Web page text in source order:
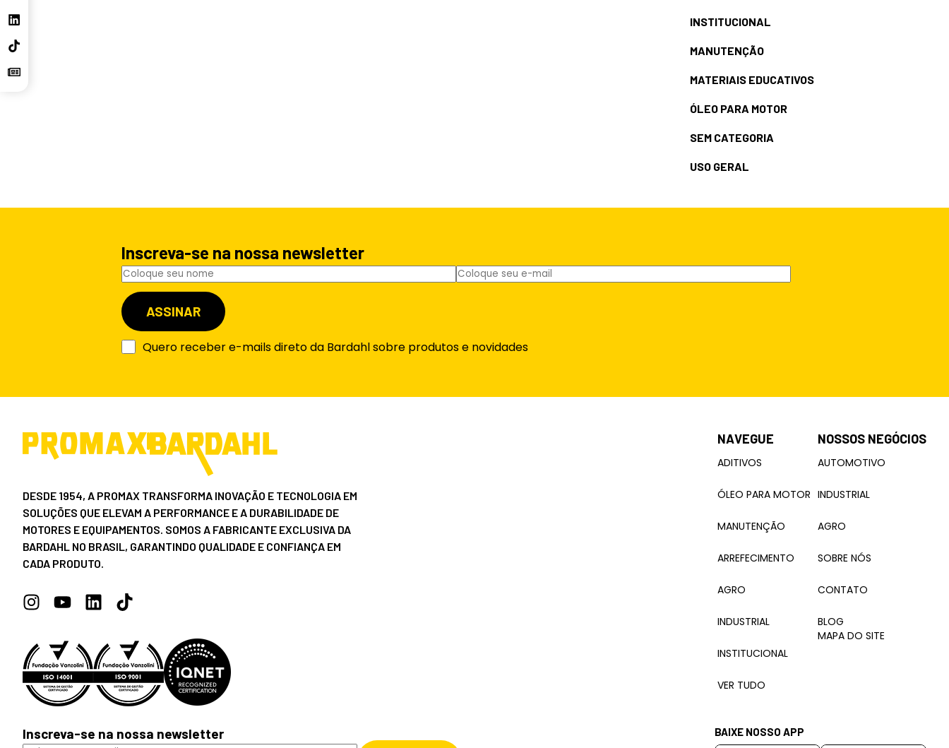
INSTITUCIONAL
MANUTENÇÃO
MATERIAIS EDUCATIVOS
ÓLEO PARA MOTOR
SEM CATEGORIA
USO GERAL
Inscreva-se na nossa newsletter
Quero receber e-mails direto da Bardahl sobre produtos e novidades
DESDE 1954, A PROMAX TRANSFORMA INOVAÇÃO E TECNOLOGIA EM
SOLUÇÕES QUE ELEVAM A PERFORMANCE E A DURABILIDADE DE
MOTORES E EQUIPAMENTOS. SOMOS A FABRICANTE EXCLUSIVA DA
BARDAHL NO BRASIL, GARANTINDO QUALIDADE E CONFIANÇA EM
CADA PRODUTO.
NAVEGUE
ADITIVOS
ÓLEO PARA MOTOR
MANUTENÇÃO
ARREFECIMENTO
AGRO
INDUSTRIAL
INSTITUCIONAL
VER TUDO
NOSSOS NEGÓCIOS
AUTOMOTIVO
INDUSTRIAL
AGRO
SOBRE NÓS
CONTATO
BLOG
MAPA DO SITE
Inscreva-se na nossa newsletter BAIXE NOSSO APP